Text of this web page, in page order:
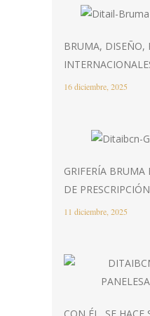
BRUMA, DISEÑO,
16 diciembre, 2025
GRIFERÍA BRUMA
DE
11 diciembre, 2025